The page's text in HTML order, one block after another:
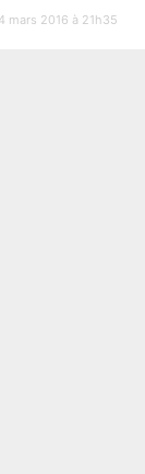
mars 2016 à 21h35